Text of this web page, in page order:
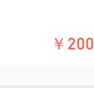
￥200